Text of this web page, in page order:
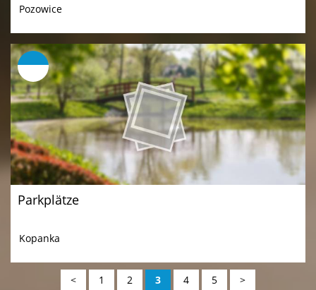
Pozowice
Parkplätze
Kopanka
< 1 2 3 4 5 >